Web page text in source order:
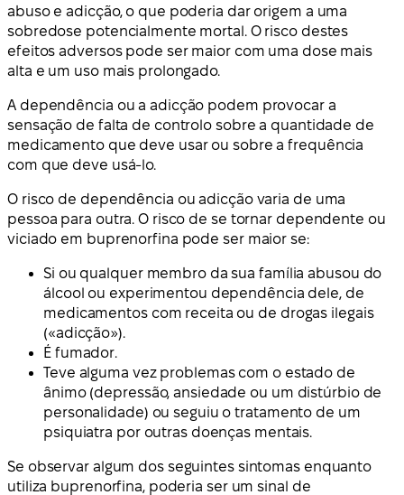
abuso e adicção, o que poderia dar origem a uma
sobredose potencialmente mortal. O risco destes
efeitos adversos pode ser maior com uma dose mais
alta e um uso mais prolongado.
A dependência ou a adicção podem provocar a
sensação de falta de controlo sobre a quantidade de
medicamento que deve usar ou sobre a frequência
com que deve usá-lo.
O risco de dependência ou adicção varia de uma
pessoa para outra. O risco de se tornar dependente ou
viciado em buprenorfina pode ser maior se:
Si ou qualquer membro da sua família abusou do
álcool ou experimentou dependência dele, de
medicamentos com receita ou de drogas ilegais
(«adicção»).
É fumador.
Teve alguma vez problemas com o estado de
ânimo (depressão, ansiedade ou um distúrbio de
personalidade) ou seguiu o tratamento de um
psiquiatra por outras doenças mentais.
Se observar algum dos seguintes sintomas enquanto
utiliza buprenorfina, poderia ser um sinal de